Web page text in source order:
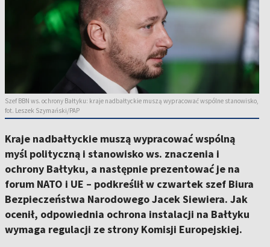
Szef BBN ws. ochrony Bałtyku: kraje nadbałtyckie muszą wypracować wspólne stanowisko,
fot. Leszek Szymański/PAP
Kraje nadbałtyckie muszą wypracować wspólną
myśl polityczną i stanowisko ws. znaczenia i
ochrony Bałtyku, a następnie prezentować je na
forum NATO i UE – podkreślił w czwartek szef Biura
Bezpieczeństwa Narodowego Jacek Siewiera. Jak
ocenił, odpowiednia ochrona instalacji na Bałtyku
wymaga regulacji ze strony Komisji Europejskiej.